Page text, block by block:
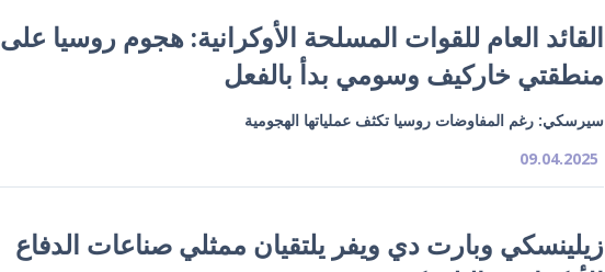
القائد العام للقوات المسلحة الأوكرانية: هجوم روسيا على
منطقتي خاركيف وسومي بدأ بالفعل
سيرسكي: رغم المفاوضات روسيا تكثف عملياتها الهجومية
09.04.2025
زيلينسكي وبارت دي ويفر يلتقيان ممثلي صناعات الدفاع